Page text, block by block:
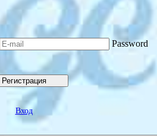
Password
Регистрация
Вход